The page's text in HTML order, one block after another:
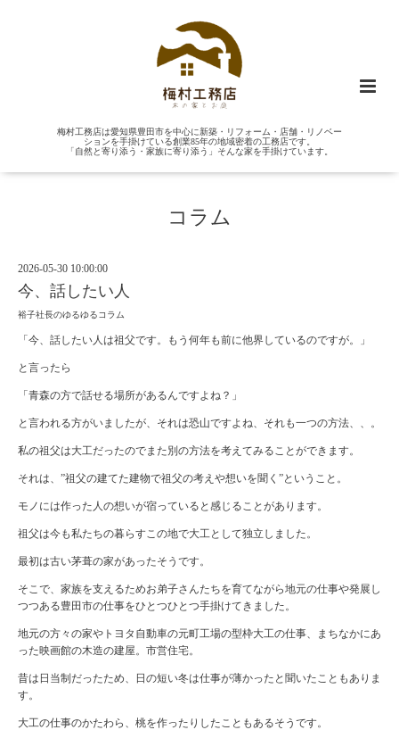
梅村工務店は愛知県豊田市を中心に新築・リフォーム・店舗・リノベー
ションを手掛けている創業85年の地域密着の工務店です。
「自然と寄り添う・家族に寄り添う」そんな家を手掛けています。
コラム
2026-05-30 10:00:00
今、話したい人
裕子社長のゆるゆるコラム
「今、話したい人は祖父です。もう何年も前に他界しているのですが。」
と言ったら
「青森の方で話せる場所があるんですよね？」
と言われる方がいましたが、それは恐山ですよね、それも一つの方法、、。
私の祖父は大工だったのでまた別の方法を考えてみることができます。
それは、”祖父の建てた建物で祖父の考えや想いを聞く”ということ。
モノには作った人の想いが宿っていると感じることがあります。
祖父は今も私たちの暮らすこの地で大工として独立しました。
最初は古い茅葺の家があったそうです。
そこで、家族を支えるためお弟子さんたちを育てながら地元の仕事や発展し
つつある豊田市の仕事をひとつひとつ手掛けてきました。
地元の方々の家やトヨタ自動車の元町工場の型枠大工の仕事、まちなかにあ
った映画館の木造の建屋。市営住宅。
昔は日当制だったため、日の短い冬は仕事が薄かったと聞いたこともありま
す。
大工の仕事のかたわら、桃を作ったりしたこともあるそうです。